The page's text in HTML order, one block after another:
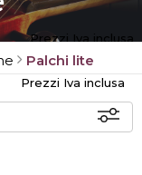
Prezzi Iva inclusa
Palchi lite
Prezzi Iva inclusa